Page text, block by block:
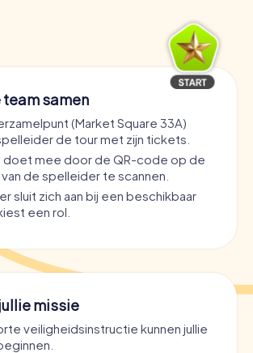
team samen
(Market Square 33A)
de tour met zijn tickets.
doet mee door de QR-code op de
de spelleider te scannen.
sluit zich aan bij een beschikbaar
een rol.
missie
veiligheidsinstructie kunnen jullie